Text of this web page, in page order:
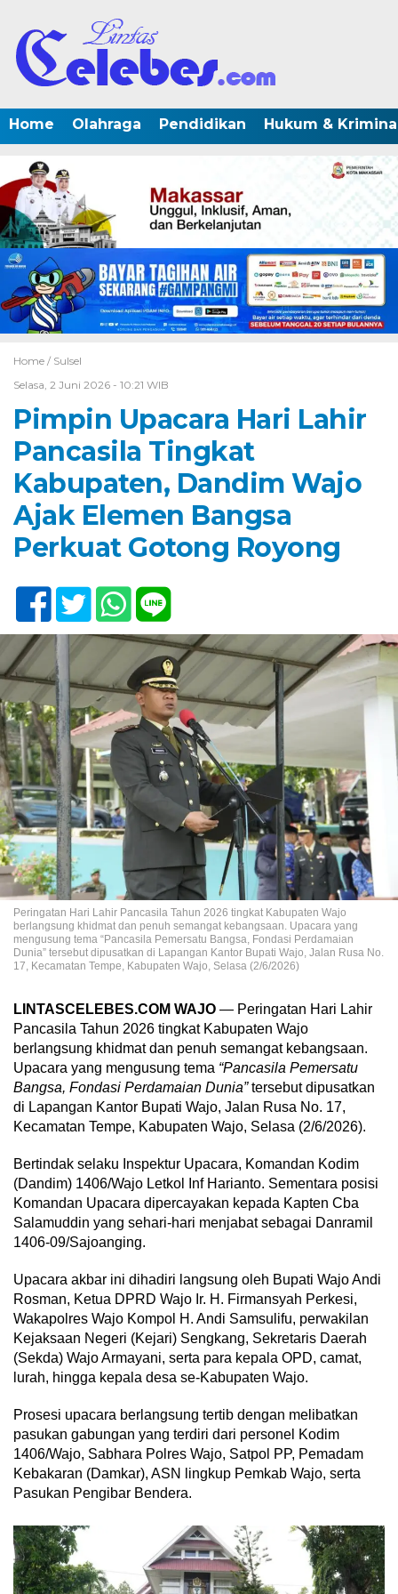
Home Olahraga Pendidikan Hukum &
Home / Sulsel
Selasa, 2 Juni 2026 - 10:21 WIB
Pimpin Upacara Hari Lahir
Pancasila Tingkat
Kabupaten, Dandim Wajo
Ajak Elemen Bangsa
Perkuat Gotong Royong
Peringatan Hari Lahir Pancasila Tahun 2026 tingkat Kabupaten Wajo
berlangsung khidmat dan penuh semangat kebangsaan. Upacara yang
mengusung tema “Pancasila Pemersatu Bangsa, Fondasi Perdamaian
Dunia” tersebut dipusatkan di Lapangan Kantor Bupati Wajo, Jalan Rusa No.
17, Kecamatan Tempe, Kabupaten Wajo, Selasa (2/6/2026)
LINTASCELEBES.COM WAJO — Peringatan Hari Lahir
Pancasila Tahun 2026 tingkat Kabupaten Wajo
berlangsung khidmat dan penuh semangat kebangsaan.
Upacara yang mengusung tema “Pancasila Pemersatu
Bangsa, Fondasi Perdamaian Dunia”tersebut dipusatkan
di Lapangan Kantor Bupati Wajo, Jalan Rusa No. 17,
Kecamatan Tempe, Kabupaten Wajo, Selasa (2/6/2026).
Bertindak selaku Inspektur Upacara, Komandan Kodim
(Dandim) 1406/Wajo Letkol Inf Harianto. Sementara posisi
Komandan Upacara dipercayakan kepada Kapten Cba
Salamuddin yang sehari-hari menjabat sebagai Danramil
1406-09/Sajoanging.
Upacara akbar ini dihadiri langsung oleh Bupati Wajo Andi
Rosman, Ketua DPRD Wajo Ir. H. Firmansyah Perkesi,
Wakapolres Wajo Kompol H. Andi Samsulifu, perwakilan
Kejaksaan Negeri (Kejari) Sengkang, Sekretaris Daerah
(Sekda) Wajo Armayani, serta para kepala OPD, camat,
lurah, hingga kepala desa se-Kabupaten Wajo.
Prosesi upacara berlangsung tertib dengan melibatkan
pasukan gabungan yang terdiri dari personel Kodim
1406/Wajo, Sabhara Polres Wajo, Satpol PP, Pemadam
Kebakaran (Damkar), ASN lingkup Pemkab Wajo, serta
Pasukan Pengibar Bendera.